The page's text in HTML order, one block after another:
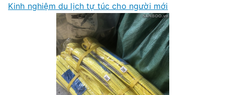
Kinh nghiệm du lịch tự túc cho người mới